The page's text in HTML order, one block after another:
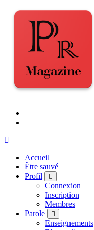
Accueil
Être sauvé
Profil
Connexion
Inscription
Membres
Parole
Enseignements